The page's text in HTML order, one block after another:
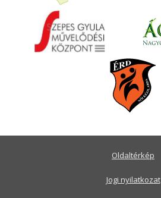
Oldaltérkép
Jogi nyilatkozat